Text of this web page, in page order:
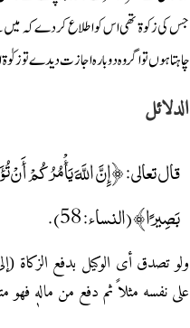
جس کی زکوة تھی اس کو اطلاع کردے کہ میں
چاہتاہوں تواگر وہ دوبارہ اجازت دیدے تو زکوٰة
الدلائل
قال تعالى: ﴿إِنَّ اللَّهَ يَأْمُرُكُمْ أَنْ
بَصِيرًا﴾ (النساء: 58).
ولو تصدق أی الوکیل بدفع الزکاة
علی نفسه مثلاً ثم دفع من مالهٖ فهو متبرع.